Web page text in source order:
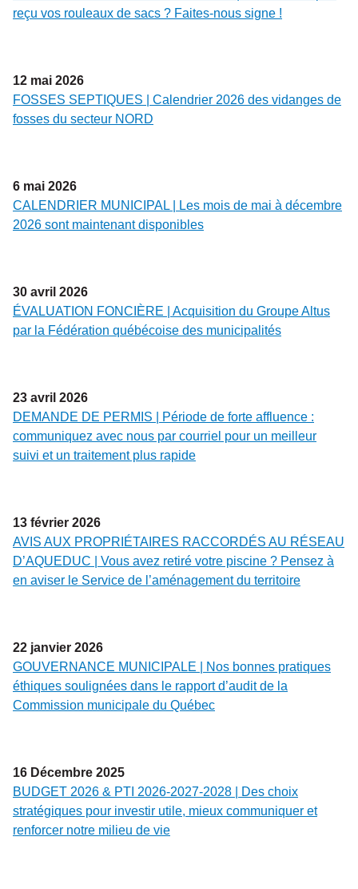
reçu vos rouleaux de sacs ? Faites-nous signe !
12 mai 2026
FOSSES SEPTIQUES | Calendrier 2026 des vidanges de
fosses du secteur NORD
6 mai 2026
CALENDRIER MUNICIPAL | Les mois de mai à décembre
2026 sont maintenant disponibles
30 avril 2026
ÉVALUATION FONCIÈRE | Acquisition du Groupe Altus
par la Fédération québécoise des municipalités
23 avril 2026
DEMANDE DE PERMIS | Période de forte affluence :
communiquez avec nous par courriel pour un meilleur
suivi et un traitement plus rapide
13 février 2026
AVIS AUX PROPRIÉTAIRES RACCORDÉS AU RÉSEAU
D’AQUEDUC | Vous avez retiré votre piscine ? Pensez à
en aviser le Service de l’aménagement du territoire
22 janvier 2026
GOUVERNANCE MUNICIPALE | Nos bonnes pratiques
éthiques soulignées dans le rapport d’audit de la
Commission municipale du Québec
16 Décembre 2025
BUDGET 2026 & PTI 2026-2027-2028 | Des choix
stratégiques pour investir utile, mieux communiquer et
renforcer notre milieu de vie